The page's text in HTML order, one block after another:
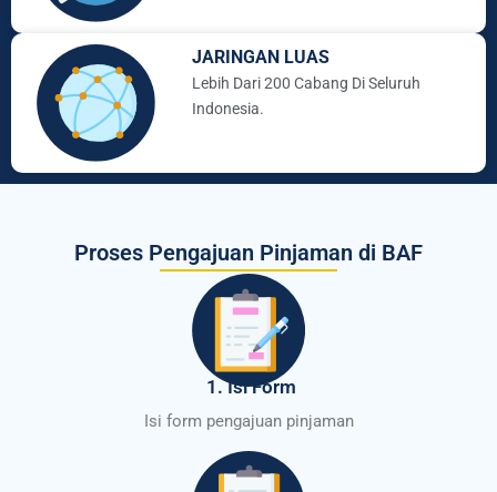
JARINGAN LUAS
Lebih Dari 200 Cabang Di Seluruh
Indonesia.
Proses Pengajuan Pinjaman di BAF
1. Isi Form
Isi form pengajuan pinjaman